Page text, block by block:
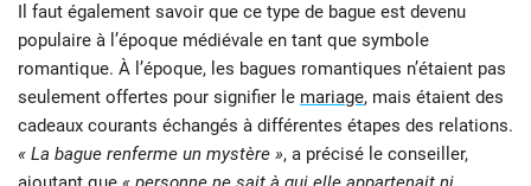
Il faut également savoir que ce type de bague est devenu
populaire à l’époque médiévale en tant que symbole
romantique. À l’époque, les bagues romantiques n’étaient pas
seulement offertes pour signifier le mariage, mais étaient des
cadeaux courants échangés à différentes étapes des relations.
« La bague renferme un mystère », a précisé le conseiller,